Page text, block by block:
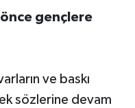
gençlere
ve baskı
sözlerine devam